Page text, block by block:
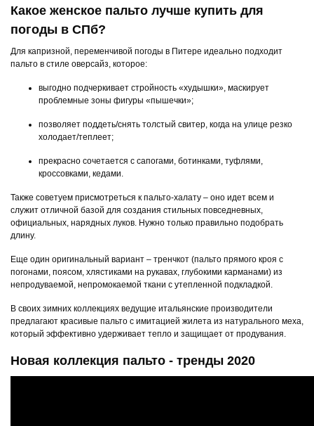
Какое женское пальто лучше купить для
погоды в СПб?
Для капризной, переменчивой погоды в Питере идеально подходит
пальто в стиле оверсайз, которое:
выгодно подчеркивает стройность «худышки», маскирует
проблемные зоны фигуры «пышечки»;
позволяет поддеть/снять толстый свитер, когда на улице резко
холодает/теплеет;
прекрасно сочетается с сапогами, ботинками, туфлями,
кроссовками, кедами.
Также советуем присмотреться к пальто-халату – оно идет всем и
служит отличной базой для создания стильных повседневных,
официальных, нарядных луков. Нужно только правильно подобрать
длину.
Еще один оригинальный вариант – тренчкот (пальто прямого кроя с
погонами, поясом, хлястиками на рукавах, глубокими карманами) из
непродуваемой, непромокаемой ткани с утепленной подкладкой.
В своих зимних коллекциях ведущие итальянские производители
предлагают красивые пальто с имитацией жилета из натурального меха,
который эффективно удерживает тепло и защищает от продувания.
Новая коллекция пальто - тренды 2020